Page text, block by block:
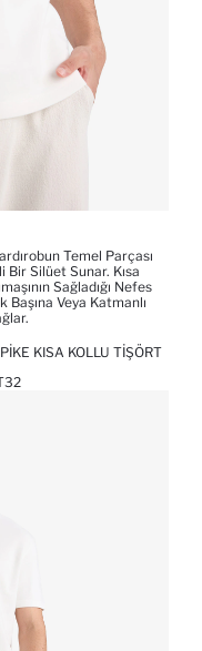
Temel Parçası
Silüet Sunar. Kısa
Sağladığı Nefes
Veya Katmanlı
KISA KOLLU TIŞÖRT